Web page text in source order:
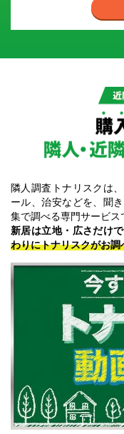
隣人調査トナリスクと
隣人調査トナリスクは
ール、治安などを、聞
集で調べる専門サービス
新居は立地・広さだけ
わりにトナリスクがお調